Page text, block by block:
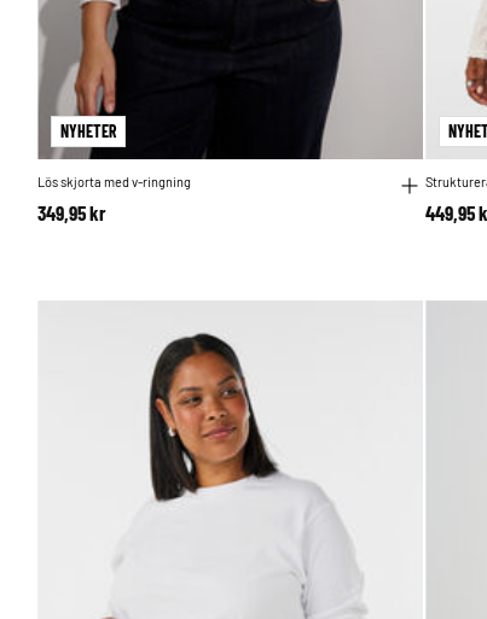
NYHETER
Lös skjorta med v-ringning
349,95 kr 449,95